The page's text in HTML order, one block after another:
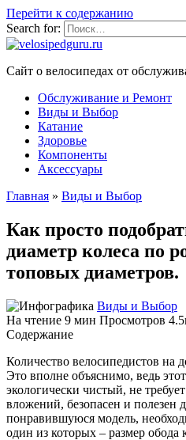
Перейти к содержанию
Search for:
Сайт о велосипедах от
Обслуживание и Ремонт
Виды и Выбор
Катание
Здоровье
Компоненты
Аксессуары
Главная » Виды и Выбор
Как просто
диаметр колеса по
топовых диаметров.
Виды и Выбор
На чтение 9 мин Просмотров
Содержание
Количество велосипедистов на
Это вполне объяснимо, ведь
экологически чистый, не
вложений, безопасен и полезен
понравившуюся модель,
один из которых – размер обода